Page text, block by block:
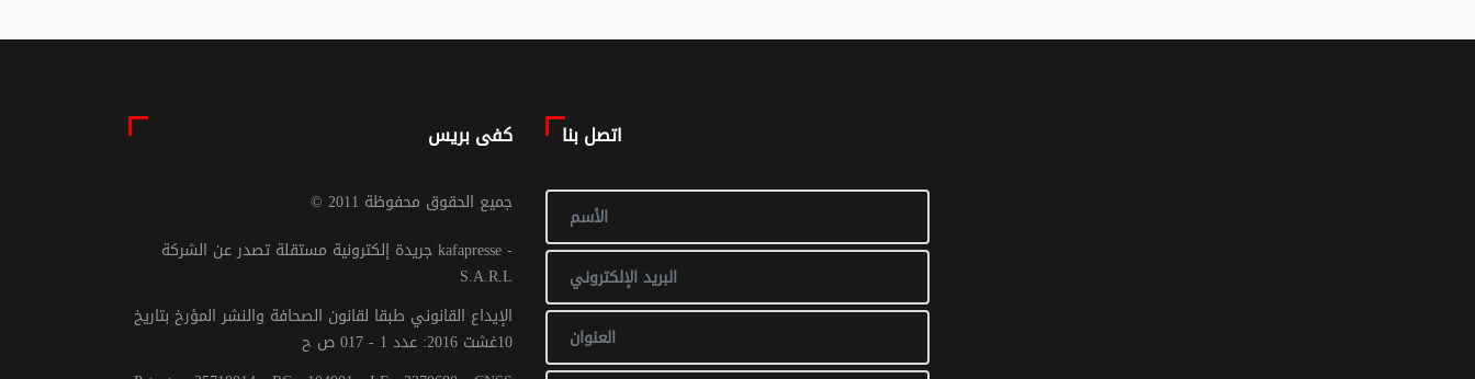
كفى بريس
© جميع الحقوق محفوظة 2011
جريدة إلكترونية مستقلة تصدر عن الشركة kafapresse -
S.A.R.L
الإيداع القانوني طبقا لقانون الصحافة والنشر المؤرخ بتاريخ
10غشت 2016: عدد 1 - 017 ص ح
اتصل بنا